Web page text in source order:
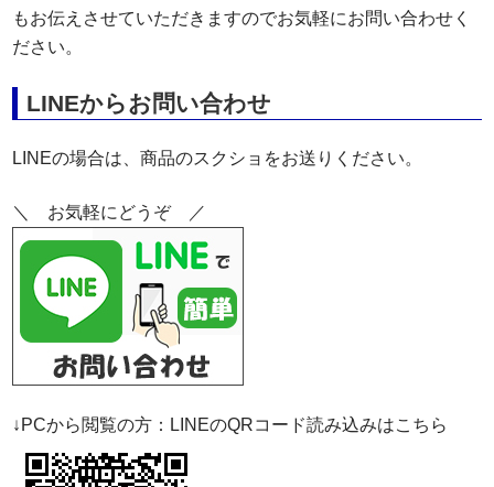
もお伝えさせていただきますのでお気軽にお問い合わせく
ださい。
LINEからお問い合わせ
LINEの場合は、商品のスクショをお送りください。
＼ お気軽にどうぞ ／
↓PCから閲覧の方：LINEのQRコード読み込みはこちら